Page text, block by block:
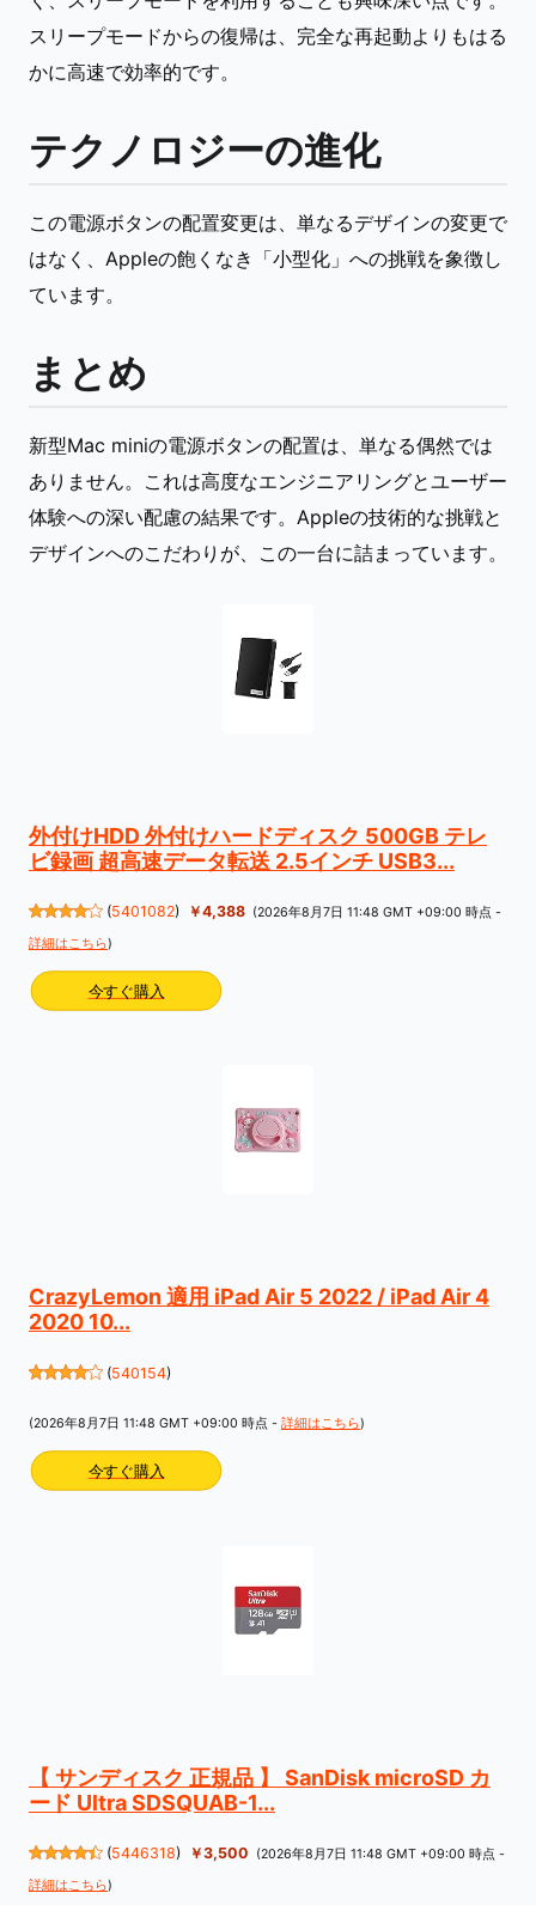
スリープモードからの復帰は、完全な再起動よりもはる
かに高速で効率的です。
テクノロジーの進化
この電源ボタンの配置変更は、単なるデザインの変更で
はなく、Appleの飽くなき「小型化」への挑戦を象徴し
ています。
まとめ
新型Mac miniの電源ボタンの配置は、単なる偶然では
ありません。これは高度なエンジニアリングとユーザー
体験への深い配慮の結果です。Appleの技術的な挑戦と
デザインへのこだわりが、この一台に詰まっています。
外付けHDD 外付けハードディスク 500GB テレ
ビ録画 超高速データ転送 2.5インチ USB3...
(5401082) ￥4,388 (2026年8月7日 11:48 GMT +09:00 時点 -
詳細はこちら)
今すぐ購入
CrazyLemon 適用 iPad Air 5 2022 / iPad Air 4
2020 10...
(540154)
(2026年8月7日 11:48 GMT +09:00 時点 - 詳細はこちら)
今すぐ購入
【 サンディスク 正規品 】 SanDisk microSD カ
ード Ultra SDSQUAB-1...
(5446318) ￥3,500
(2026年8月7日 11:48 GMT +09:00 時点 -
詳細はこちら)